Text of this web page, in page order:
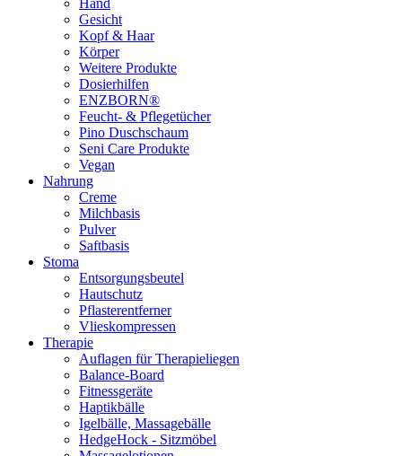
Hand
Gesicht
Kopf & Haar
Körper
Weitere Produkte
Dosierhilfen
ENZBORN®
Feucht- & Pflegetücher
Pino Duschschaum
Seni Care Produkte
Vegan
Nahrung
Creme
Milchbasis
Pulver
Saftbasis
Stoma
Entsorgungsbeutel
Hautschutz
Pflasterentferner
Vlieskompressen
Therapie
Auflagen für Therapieliegen
Balance-Board
Fitnessgeräte
Haptikbälle
Igelbälle, Massagebälle
HedgeHock - Sitzmöbel